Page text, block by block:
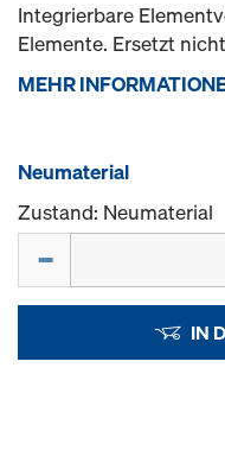
Integrierbare
Elemente. Ersetzt
MEHR
Neumaterial
Zustand: Neumaterial
IN